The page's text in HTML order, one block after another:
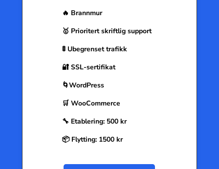
🔥 Brannmur
🥇 Prioritert skriftlig support
🚦 Ubegrenset trafikk
🔐 SSL-sertifikat
🌀WordPress
🛒 WooCommerce
🔧 Etablering: 500 kr
📦 Flytting: 1500 kr